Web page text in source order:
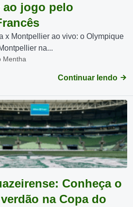
jogo pelo
x Montpellier ao vivo: o Olympique
na...
Mentha
Continuar lendo
Conheça o
na Copa do